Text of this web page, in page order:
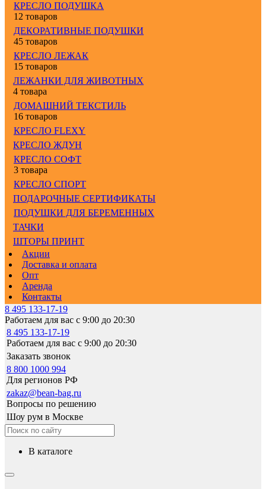
КРЕСЛО ПОДУШКА
12 товаров
ДЕКОРАТИВНЫЕ ПОДУШКИ
45 товаров
КРЕСЛО ЛЕЖАК
15 товаров
ЛЕЖАНКИ ДЛЯ ЖИВОТНЫХ
4 товара
ДОМАШНИЙ ТЕКСТИЛЬ
16 товаров
КРЕСЛО FLEXY
КРЕСЛО ЖДУН
КРЕСЛО СОФТ
3 товара
КРЕСЛО СПОРТ
ПОДАРОЧНЫЕ СЕРТИФИКАТЫ
ПОДУШКИ ДЛЯ БЕРЕМЕННЫХ
ТАЧКИ
ШТОРЫ ПРИНТ
Акции
Доставка и оплата
Опт
Аренда
Контакты
8 495 133-17-19
Работаем для вас с 9:00 до 20:30
8 495 133-17-19
Работаем для вас с 9:00 до 20:30
Заказать звонок
8 800 1000 994
Для регионов РФ
zakaz@bean-bag.ru
Вопросы по решению
Шоу рум в Москве
в каталоге